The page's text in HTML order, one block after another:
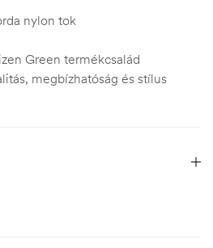
nylon tok
Green termékcsalád
megbízhatóság és stílus